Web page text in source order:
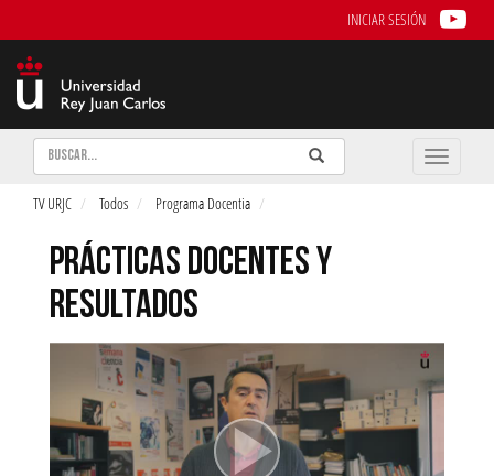
INICIAR SESIÓN
Buscar Enviar
Buscar
Toggle
TV URJC Todos Programa Docentia
PRÁCTICAS DOCENTES Y
RESULTADOS